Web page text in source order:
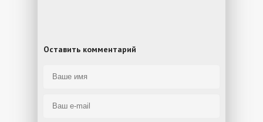
Оставить комментарий